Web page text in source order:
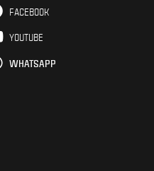
FACEBOOK
YOUTUBE
WHATSAPP